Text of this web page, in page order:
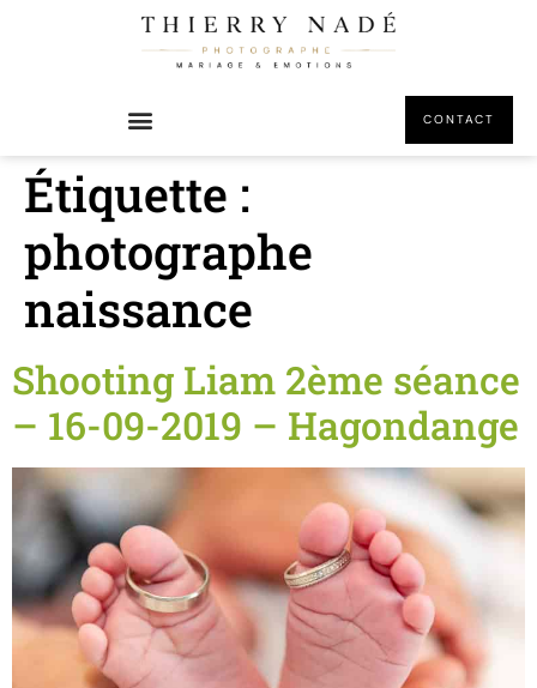
CONTACT
Étiquette :
photographe
naissance
Shooting Liam 2ème séance
– 16-09-2019 – Hagondange